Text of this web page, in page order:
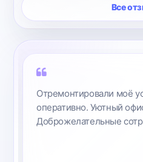
Все
Отремонтировали моё
оперативно. Уютный
Доброжелательные